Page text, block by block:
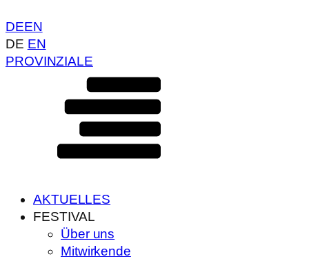
DEEN
DE EN
PROVINZIALE
AKTUELLES
FESTIVAL
Über uns
Mitwirkende